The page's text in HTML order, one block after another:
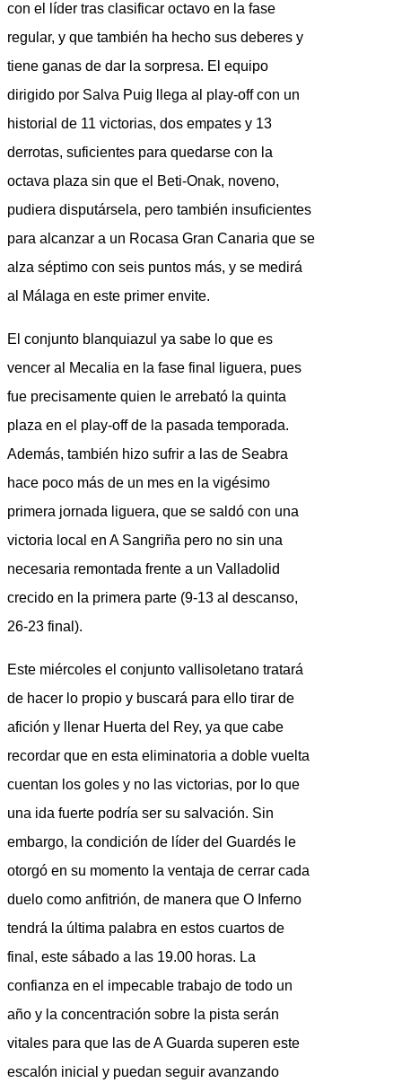
con el líder tras clasificar octavo en la fase
regular, y que también ha hecho sus deberes y
tiene ganas de dar la sorpresa. El equipo
dirigido por Salva Puig llega al play-off con un
historial de 11 victorias, dos empates y 13
derrotas, suficientes para quedarse con la
octava plaza sin que el Beti-Onak, noveno,
pudiera disputársela, pero también insuficientes
para alcanzar a un Rocasa Gran Canaria que se
alza séptimo con seis puntos más, y se medirá
al Málaga en este primer envite.
El conjunto blanquiazul ya sabe lo que es
vencer al Mecalia en la fase final liguera, pues
fue precisamente quien le arrebató la quinta
plaza en el play-off de la pasada temporada.
Además, también hizo sufrir a las de Seabra
hace poco más de un mes en la vigésimo
primera jornada liguera, que se saldó con una
victoria local en A Sangriña pero no sin una
necesaria remontada frente a un Valladolid
crecido en la primera parte (9-13 al descanso,
26-23 final).
Este miércoles el conjunto vallisoletano tratará
de hacer lo propio y buscará para ello tirar de
afición y llenar Huerta del Rey, ya que cabe
recordar que en esta eliminatoria a doble vuelta
cuentan los goles y no las victorias, por lo que
una ida fuerte podría ser su salvación. Sin
embargo, la condición de líder del Guardés le
otorgó en su momento la ventaja de cerrar cada
duelo como anfitrión, de manera que O Inferno
tendrá la última palabra en estos cuartos de
final, este sábado a las 19.00 horas. La
confianza en el impecable trabajo de todo un
año y la concentración sobre la pista serán
vitales para que las de A Guarda superen este
escalón inicial y puedan seguir avanzando